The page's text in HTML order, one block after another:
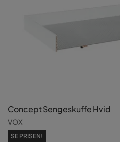
Concept Sengeskuffe Hvid
VOX
SE PRISEN!